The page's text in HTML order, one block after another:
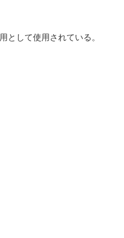
として使用されている。